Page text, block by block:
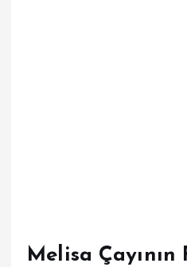
Melisa Çayının